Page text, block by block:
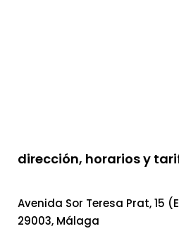
dirección, horarios y
Avenida Sor Teresa Prat, 15
29003, Málaga